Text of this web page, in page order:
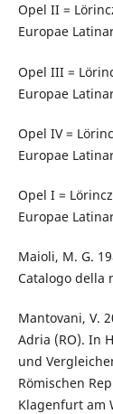
Opel II =
Europae
Opel III =
Europae
Opel IV =
Europae
Opel I =
Europae
Maioli, M. G.
Catalogo della
Mantovani, V.
Adria (RO). In
und
Römischen
Klagenfurt am